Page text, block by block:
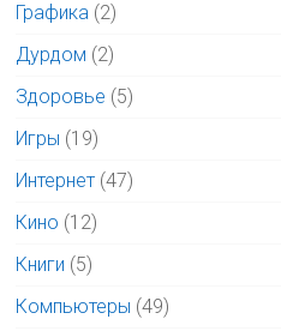
Графика (2)
Дурдом (2)
Здоровье (5)
Игры (19)
Интернет (47)
Кино (12)
Книги (5)
Компьютеры (49)